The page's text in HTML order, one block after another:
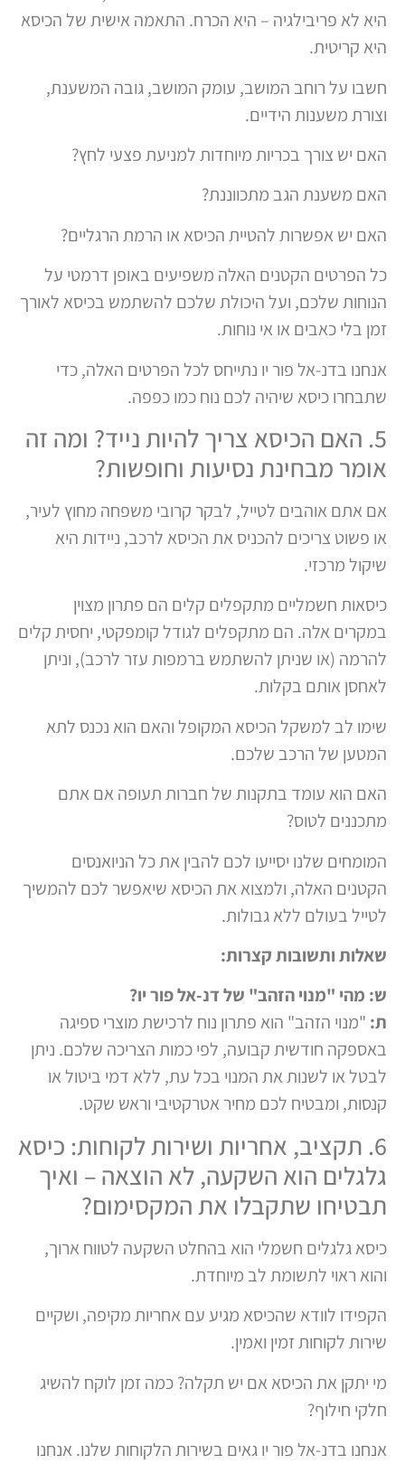
היא לא פריבילגיה – היא הכרח. התאמה אישית של הכיסא
היא קריטית.
חשבו על רוחב המושב, עומק המושב, גובה המשענת,
וצורת משענות הידיים.
האם יש צורך בכריות מיוחדות למניעת פצעי לחץ?
האם משענת הגב מתכווננת?
האם יש אפשרות להטיית הכיסא או הרמת הרגליים?
כל הפרטים הקטנים האלה משפיעים באופן דרמטי על
הנוחות שלכם, ועל היכולת שלכם להשתמש בכיסא לאורך
זמן בלי כאבים או אי נוחות.
אנחנו בדנ-אל פור יו נתייחס לכל הפרטים האלה, כדי
שתבחרו כיסא שיהיה לכם נוח כמו כפפה.
5. האם הכיסא צריך להיות נייד? ומה זה
אומר מבחינת נסיעות וחופשות?
אם אתם אוהבים לטייל, לבקר קרובי משפחה מחוץ לעיר,
או פשוט צריכים להכניס את הכיסא לרכב, ניידות היא
שיקול מרכזי.
כיסאות חשמליים מתקפלים קלים הם פתרון מצוין
במקרים אלה. הם מתקפלים לגודל קומפקטי, יחסית קלים
להרמה (או שניתן להשתמש ברמפות עזר לרכב), וניתן
לאחסן אותם בקלות.
שימו לב למשקל הכיסא המקופל והאם הוא נכנס לתא
המטען של הרכב שלכם.
האם הוא עומד בתקנות של חברות תעופה אם אתם
מתכננים לטוס?
המומחים שלנו יסייעו לכם להבין את כל הניואנסים
הקטנים האלה, ולמצוא את הכיסא שיאפשר לכם להמשיך
לטייל בעולם ללא גבולות.
שאלות ותשובות קצרות:
ש: מהי "מנוי הזהב" של דנ-אל פור יו?
ת:"מנוי הזהב" הוא פתרון נוח לרכישת מוצרי ספיגה
באספקה חודשית קבועה, לפי כמות הצריכה שלכם. ניתן
לבטל או לשנות את המנוי בכל עת, ללא דמי ביטול או
קנסות, ומבטיח לכם מחיר אטרקטיבי וראש שקט.
6. תקציב, אחריות ושירות לקוחות: כיסא
גלגלים הוא השקעה, לא הוצאה – ואיך
תבטיחו שתקבלו את המקסימום?
כיסא גלגלים חשמלי הוא בהחלט השקעה לטווח ארוך,
והוא ראוי לתשומת לב מיוחדת.
הקפידו לוודא שהכיסא מגיע עם אחריות מקיפה, ושקיים
שירות לקוחות זמין ואמין.
מי יתקן את הכיסא אם יש תקלה? כמה זמן לוקח להשיג
חלקי חילוף?
אנחנו בדנ-אל פור יו גאים בשירות הלקוחות שלנו. אנחנו